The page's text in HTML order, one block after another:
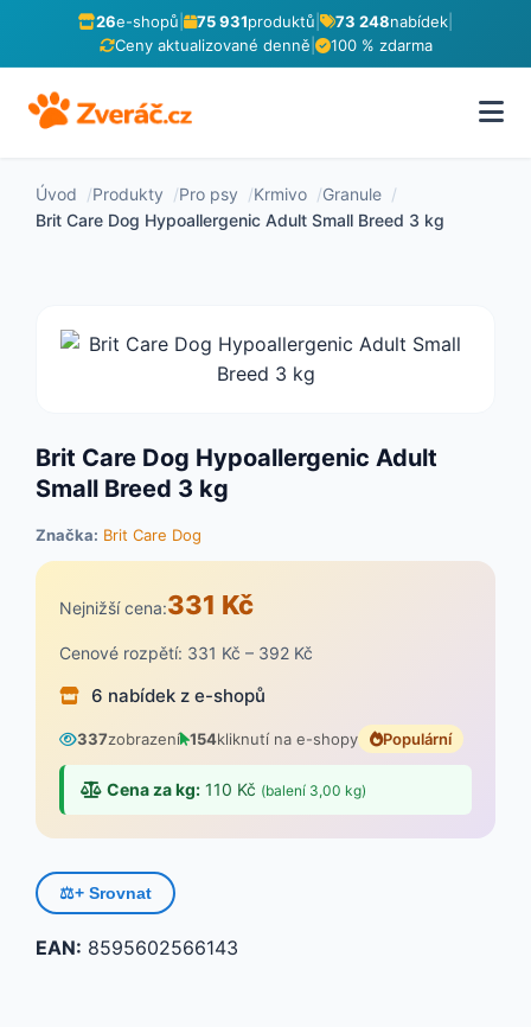
26e-shopů 75 931produktů 73 248nabídek
Ceny aktualizované denně
100 % zdarma
Úvod Produkty Pro psy Krmivo
Granule
Brit Care Dog Hypoallergenic Adult Small Breed 3 kg
Brit Care Dog Hypoallergenic Adult
Small Breed 3 kg
Značka: Brit Care Dog
Nejnižší cena:331 Kč
Cenové rozpětí: 331 Kč – 392 Kč
6 nabídek z e-shopů
337zobrazení 154kliknutí na e-shopy Populární
Cena za kg: 110 Kč (balení 3,00 kg)
⚖️+ Srovnat
EAN: 8595602566143